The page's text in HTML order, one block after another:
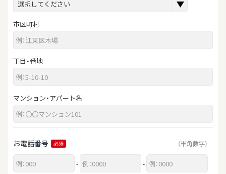
市区町村
丁目・番地
マンション・アパート名
お電話番号 必須 （半角数字）
-
-